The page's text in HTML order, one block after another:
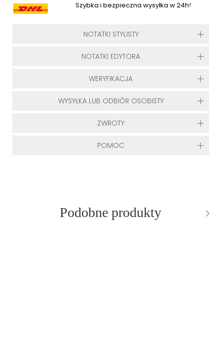
Szybka i bezpieczna wysyłka w 24h!
NOTATKI STYLISTY
NOTATKI EDYTORA
WERYFIKACJA
WYSYŁKA LUB ODBIÓR OSOBISTY
ZWROTY
POMOC
Podobne produkty